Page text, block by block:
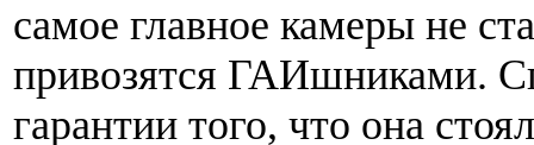
самое главное камеры не
привозятся ГАИшниками.
гарантии того, что она